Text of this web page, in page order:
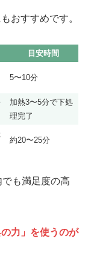
おすすめです。
目安時間
5〜10分
加熱3〜5分で下処
理完了
約20〜25分
も満足度の高
力」を使うのが